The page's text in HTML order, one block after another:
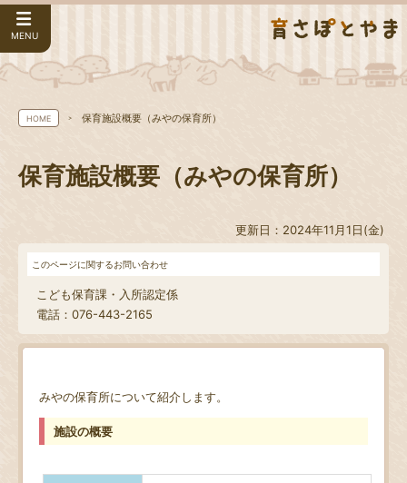
MENU
HOME 保育施設概要（みやの保育所）
保育施設概要（みやの保育所）
更新日：2024年11月1日(金)
このページに関するお問い合わせ
こども保育課・入所認定係
電話：076-443-2165
みやの保育所について紹介します。
施設の概要